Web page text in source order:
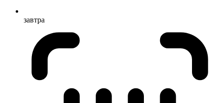
завтра